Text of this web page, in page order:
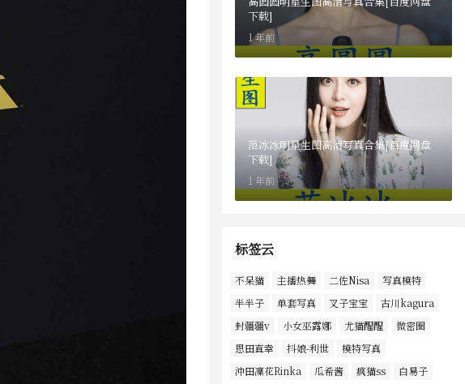
下载]
1 年前
范冰冰明星生图高清写真合集[百度网盘
下载]
1 年前
标签云
不呆猫 主播热舞 二佐Nisa
写真模特
半半子
单套写真 叉子宝宝
古川kagura
封疆疆v
小女巫露娜 尤猫醒醒
微密圈
恩田直幸
抖娘-利世
模特写真
沖田凜花Rinka
瓜希酱 疯猫ss
白易子